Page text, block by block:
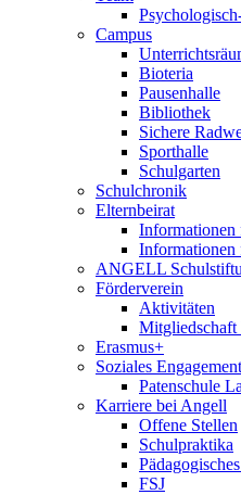
Campus
Bioteria
Pausenhalle
Bibliothek
Sichere
Sporthalle
Schulgarten
Schulchronik
Elternbeirat
Informationen
Informationen
ANGELL
Förderverein
Aktivitäten
Mitgliedschaft
Erasmus+
Soziales Engagement
Patenschule
Karriere bei Angell
Offene Stellen
Schulpraktika
FSJ